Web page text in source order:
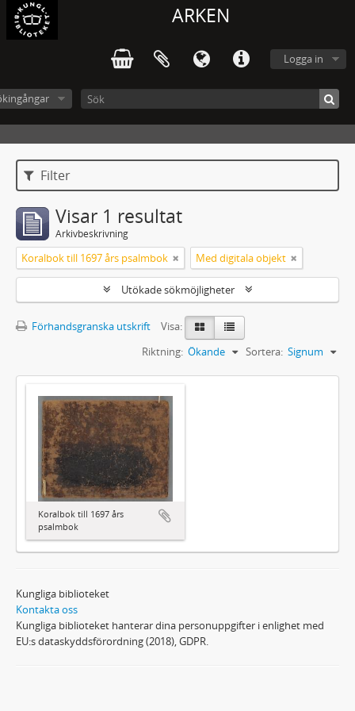
ARKEN
Logga in
Filter
Visar 1 resultat
Arkivbeskrivning
Koralbok till 1697 års psalmbok Med digitala objekt
Utökade sökmöjligheter
Förhandsgranska utskrift
Visa:
Sortera: Signum
Riktning: Ökande
Koralbok till 1697 års
psalmbok
Kungliga biblioteket
Kontakta oss
Kungliga biblioteket hanterar dina personuppgifter i enlighet med
EU:s dataskyddsförordning (2018), GDPR.